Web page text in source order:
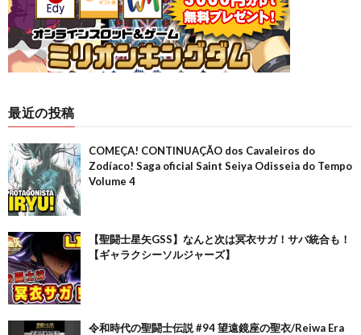
最近の投稿
COMEÇA! CONTINUAÇÃO dos Cavaleiros do
Zodíaco! Saga oficial Saint Seiya Odisseia do Tempo
Volume 4
【聖闘士星矢GSS】なんと次は冥衣サガ！サバ統合も！
【ギャラクシーソルジャーズ】
令和時代の聖闘士伝説 #94 望遠鏡座の聖衣/Reiwa Era